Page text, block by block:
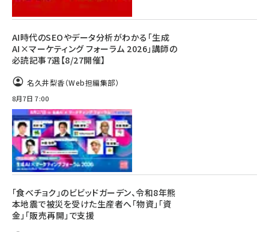
AI時代のSEOやデータ分析がわかる「生成
AI×マーケティング フォーラム 2026」講師の
必読記事7選【8/27開催】
名久井梨香（Web担編集部）
8月7日 7:00
「食べチョク」のビビッドガーデン、令和8年熊
本地震で被災を受けた生産者へ「物資」「資
金」「販売再開」で支援